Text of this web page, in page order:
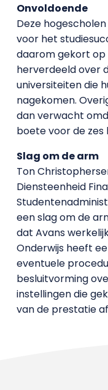
Onvoldoende
Deze
voor het
daarom gekort op
herverdeeld over
universiteiten die
nagekomen.
dan verwacht
boete voor de
Slag om de arm
Ton
Diensteenheid
een slag om de
dat Avans
Onderwijs heeft
eventuele
besluitvorming
instellingen die
van de prestatie